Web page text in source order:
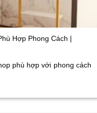
Hợp Phong Cách |
phù hợp với phong cách